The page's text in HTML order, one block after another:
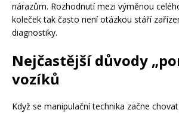
nárazům. Rozhodnutí mezi výměnou
koleček tak často není otázkou stáří
diagnostiky.
Nejčastější důvody
vozíků
Když se manipulační technika začne